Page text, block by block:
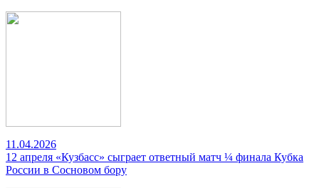
11.04.2026
12 апреля «Кузбасс» сыграет ответный матч ¼ финала Кубка
России в Сосновом бору